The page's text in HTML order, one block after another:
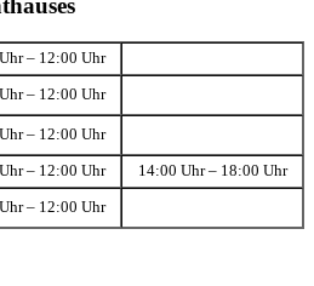
– 12:00 Uhr
– 12:00 Uhr
– 12:00 Uhr
– 12:00 Uhr 14:00 Uhr – 18:00 Uhr
– 12:00 Uhr